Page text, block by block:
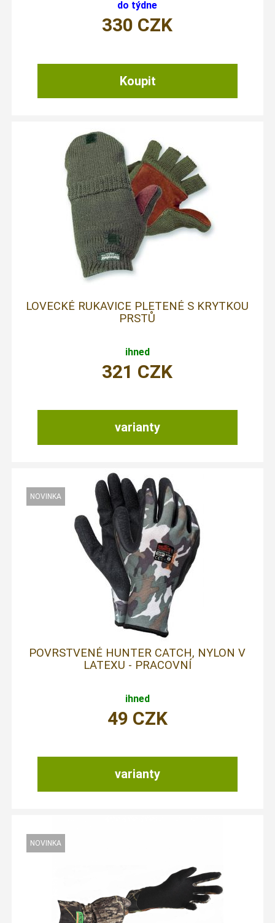
do týdne
330 CZK
LOVECKÉ RUKAVICE PLETENÉ S KRYTKOU
PRSTŮ
ihned
varianty
321 CZK
POVRSTVENÉ HUNTER CATCH, NYLON V
LATEXU - PRACOVNÍ
ihned
varianty
49 CZK